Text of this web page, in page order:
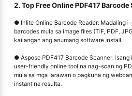
2. Top Free Online PDF417 Barcode
● Inlite Online Barcode Reader: Madaling
barcodes mula sa image files (TIF, PDF,
kailangan ang anumang software install.
● Aspose PDF417 Barcode Scanner:
user-friendly online tool na nag-scan ng
mula sa mga larawan o pagkuha ng
instant na resulta.